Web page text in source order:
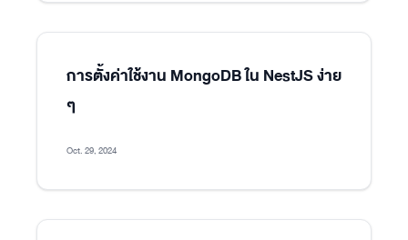
การตั้งค่าใช้งาน MongoDB ใน NestJS ง่าย
ๆ
Oct. 29, 2024